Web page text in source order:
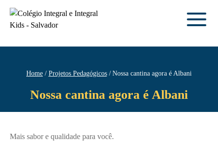
Home Projetos Pedagógicos Nossa cantina agora é Albani
Nossa cantina agora é Albani
Mais sabor e qualidade para você.